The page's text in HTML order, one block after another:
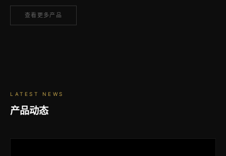
查看更多产品
LATEST NEWS
产品动态